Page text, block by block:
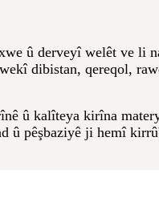
û derveyî welêt ve li
dibistan, qereqol,
û kalîteya kirîna
û pêşbaziyê ji hemî